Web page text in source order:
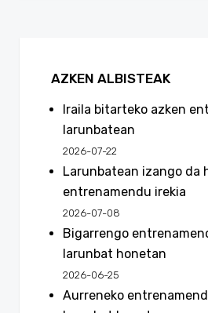
AZKEN ALBISTEAK
Iraila bitarteko azken
larunbatean
2026-07-22
Larunbatean izango da
entrenamendu irekia
2026-07-08
Bigarrengo
larunbat honetan
2026-06-25
Aurreneko